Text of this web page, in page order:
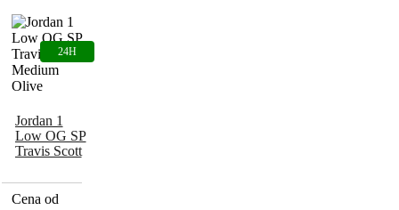
Jordan 1
Low OG SP
Travis Scott
Olive
Cena od